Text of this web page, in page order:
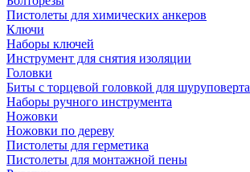
Пистолеты для химических анкеров
Ключи
Наборы ключей
Инструмент для снятия изоляции
Головки
Биты с торцевой головкой для шуруповерта
Наборы ручного инструмента
Ножовки
Ножовки по дереву
Пистолеты для герметика
Пистолеты для монтажной пены